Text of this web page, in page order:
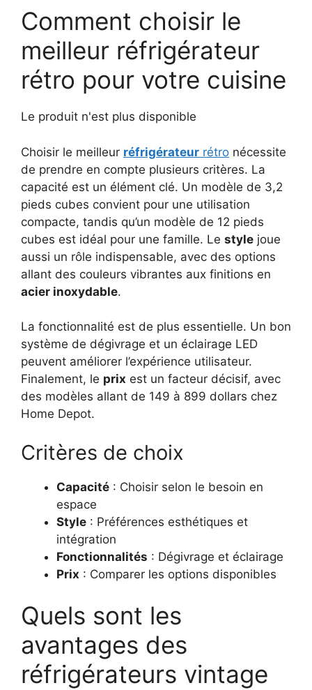
Comment choisir le
meilleur réfrigérateur
rétro pour votre cuisine
Le produit n'est plus disponible
Choisir le meilleur réfrigérateur rétro nécessite
de prendre en compte plusieurs critères. La
capacité est un élément clé. Un modèle de 3,2
pieds cubes convient pour une utilisation
compacte, tandis qu’un modèle de 12 pieds
cubes est idéal pour une famille. Le style joue
aussi un rôle indispensable, avec des options
allant des couleurs vibrantes aux finitions en
acier inoxydable.
La fonctionnalité est de plus essentielle. Un bon
système de dégivrage et un éclairage LED
peuvent améliorer l’expérience utilisateur.
Finalement, le prix est un facteur décisif, avec
des modèles allant de 149 à 899 dollars chez
Home Depot.
Critères de choix
Capacité : Choisir selon le besoin en
espace
Style : Préférences esthétiques et
intégration
Fonctionnalités : Dégivrage et éclairage
Prix : Comparer les options disponibles
Quels sont les
avantages des
réfrigérateurs vintage